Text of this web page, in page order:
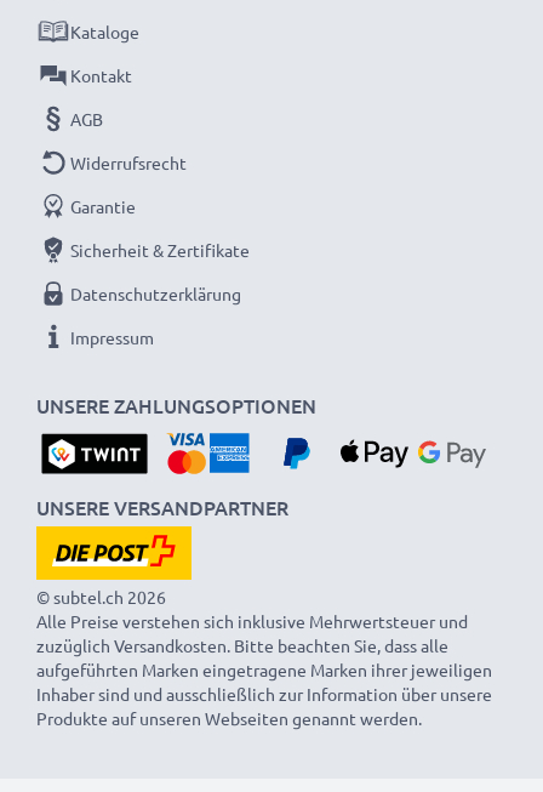
UNSERE ZAHLUNGSOPTIONEN
Kataloge
Kontakt
AGB
Widerrufsrecht
Garantie
Sicherheit & Zertifikate
Datenschutzerklärung
Impressum
UNSERE VERSANDPARTNER
© subtel.ch 2026
Alle Preise verstehen sich inklusive Mehrwertsteuer und
zuzüglich Versandkosten. Bitte beachten Sie, dass alle
aufgeführten Marken eingetragene Marken ihrer jeweiligen
Inhaber sind und ausschließlich zur Information über unsere
Produkte auf unseren Webseiten genannt werden.